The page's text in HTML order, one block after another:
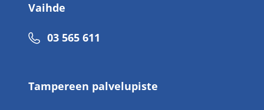
Vaihde
Puhelinnumero
03 565 611
Tampereen palvelupiste